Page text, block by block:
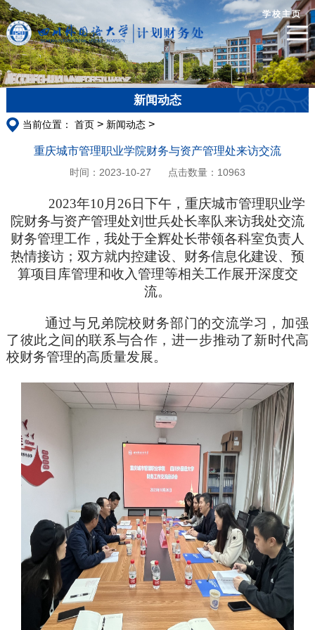
学校主页
新闻动态
当前位置： 首页> 新闻动态>
重庆城市管理职业学院财务与资产管理处来访交流
时间：2023-10-27 点击数量： 10963
2023年10月26日下午，重庆城市管理职业学
院财务与资产管理处刘世兵处长率队来访我处交流
财务管理工作，我处于全辉处长带领各科室负责人
热情接访；双方就内控建设、财务信息化建设、预
算项目库管理和收入管理等相关工作展开深度交
流。
通过与兄弟院校财务部门的交流学习，加强
了彼此之间的联系与合作， 进一步推动了新时代高
校财务管理的高质量发展。